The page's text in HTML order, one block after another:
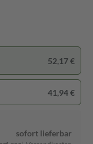
52,17 €
41,94 €
sofort lieferbar